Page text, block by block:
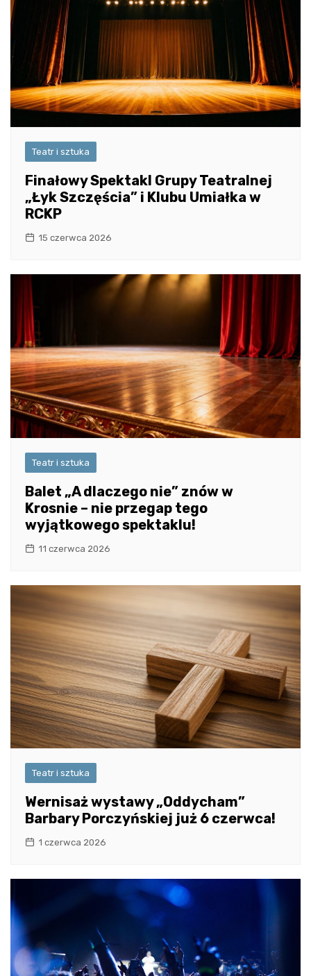
Teatr i sztuka
Finałowy Spektakl Grupy Teatralnej
„Łyk Szczęścia” i Klubu Umiałka w
RCKP
15 czerwca 2026
Teatr i sztuka
Balet „A dlaczego nie” znów w
Krosnie – nie przegap tego
wyjątkowego spektaklu!
11 czerwca 2026
Teatr i sztuka
Wernisaż wystawy „Oddycham”
Barbary Porczyńskiej już 6 czerwca!
1 czerwca 2026